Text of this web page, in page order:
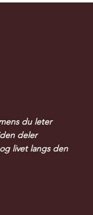
du leter
deler
livet langs den